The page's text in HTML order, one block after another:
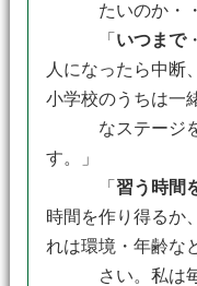
たいのか・・・
「 いつまで
人になったら中断
小学校のうちは一
なステージを
す。」
「 習う時間
時間を作り得るか
れは環境・年齢な
さい。私は毎